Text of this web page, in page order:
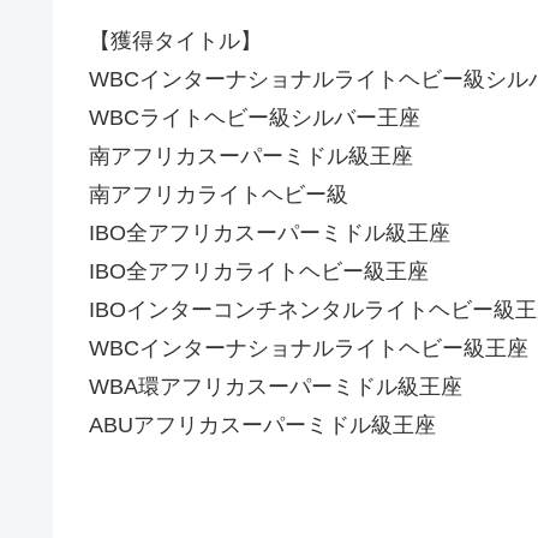
【獲得タイトル】
WBCインターナショナルライトヘビー級シル
WBCライトヘビー級シルバー王座
南アフリカスーパーミドル級王座
南アフリカライトヘビー級
IBO全アフリカスーパーミドル級王座
IBO全アフリカライトヘビー級王座
IBOインターコンチネンタルライトヘビー級
WBCインターナショナルライトヘビー級王座
WBA環アフリカスーパーミドル級王座
ABUアフリカスーパーミドル級王座